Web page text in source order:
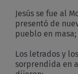
Jesús se fue al
presentó de
pueblo en
Los letrados y
sorprendida en